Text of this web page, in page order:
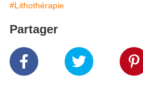
#Lithothérapie
Partager